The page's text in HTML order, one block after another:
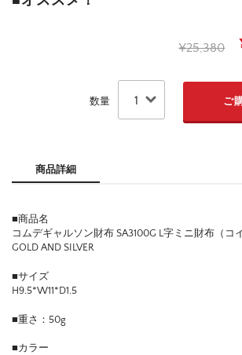
¥25,380
数量
商品詳細
■商品名
コムデギャルソン財布 SA3100G L字ミニ財布（コ
GOLD AND SILVER
■サイズ
H9.5*W11*D1.5
■重さ：50g
■カラー